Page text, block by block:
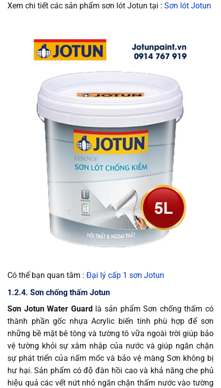
Xem chi tiết các sản phẩm sơn lót Jotun tại : Sơn lót Jotun
Có thể bạn quan tâm : Đại lý cấp 1 sơn Jotun
1.2.4. Sơn chống thấm Jotun
Sơn Jotun Water Guard
là sản phẩm Sơn chống thấm có
thành phần gốc nhựa Acrylic biến tính phù hợp để sơn
những bề mặt bê tông và tường tô vữa ngoài trời giúp bảo
vệ tường khỏi sự xâm nhập của nước và giúp ngăn chặn
sự phát triển của nấm mốc và bảo vệ màng Sơn không bị
hư hại. Sản phẩm có độ đàn hồi cao và khả năng che phủ
hiệu quả các vết nứt nhỏ ngăn chặn thấm nước vào tường